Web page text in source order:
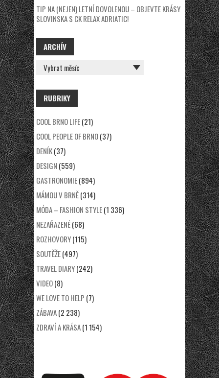
TIP NA (NEJEN) LETNÍ DOVOLENOU – OBJEVTE KRÁSY
SLOVINSKA S CK RELAX ADRIATIC!
ARCHÍV
ARCHÍV
RUBRIKY
COOL BRNO LIFE(21)
COOL PEOPLE OF BRNO(37)
DENÍK(37)
DESIGN (559)
GASTRONOMIE(894)
MÁMOU V BRNĚ(314)
MÓDA – FASHION STYLE(1 336)
NEZAŘAZENÉ(68)
ROZHOVORY(115)
SOUTĚŽE(497)
TRAVEL DIARY(242)
VIDEO(8)
WE LOVE TO HELP (7)
ZÁBAVA(2 238)
ZDRAVÍ A KRÁSA(1 154)